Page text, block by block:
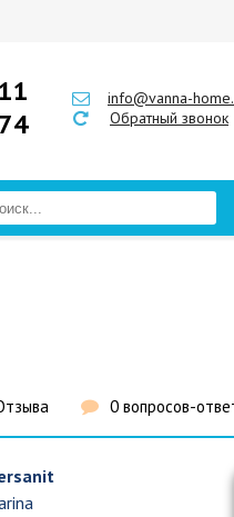
info@vanna-
Обратный звонок
0 вопросов-